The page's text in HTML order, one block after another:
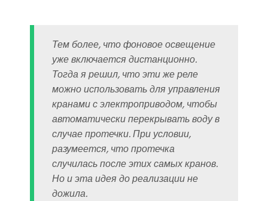
Тем более, что фоновое освещение
уже включается дистанционно.
Тогда я решил, что эти же реле
можно использовать для управления
кранами с электроприводом, чтобы
автоматически перекрывать воду в
случае протечки. При условии,
разумеется, что протечка
случилась после этих самых кранов.
Но и эта идея до реализации не
дожила.